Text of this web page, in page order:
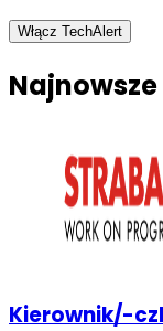
Włącz TechAlert
Kierownik/-